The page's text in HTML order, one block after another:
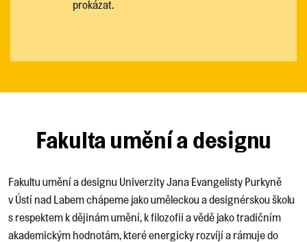
prokázat.
Fakulta umění a designu
Fakultu umění a designu Univerzity Jana Evangelisty Purkyně
v Ústí nad Labem chápeme jako uměleckou a designérskou školu
s respektem k dějinám umění, k filozofii a vědě jako tradičním
akademickým hodnotám, které energicky rozvíjí a rámuje do